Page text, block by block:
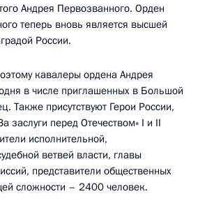
Андрея Первозванного. Орден
теперь вновь является высшей
России.
кавалеры ордена Андрея
в числе приглашенных в Большой
Также присутствуют Герои России,
заслуги перед Отечеством» I и II
исполнительной,
ветвей власти, главы
представители общественных
сложности – 2400 человек.